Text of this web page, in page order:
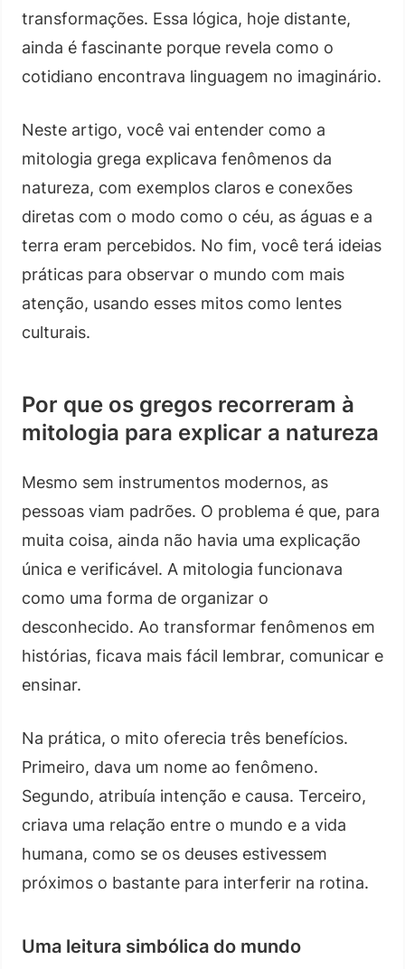
transformações. Essa lógica, hoje distante,
ainda é fascinante porque revela como o
cotidiano encontrava linguagem no imaginário.
Neste artigo, você vai entender como a
mitologia grega explicava fenômenos da
natureza, com exemplos claros e conexões
diretas com o modo como o céu, as águas e a
terra eram percebidos. No fim, você terá ideias
práticas para observar o mundo com mais
atenção, usando esses mitos como lentes
culturais.
Por que os gregos recorreram à
mitologia para explicar a natureza
Mesmo sem instrumentos modernos, as
pessoas viam padrões. O problema é que, para
muita coisa, ainda não havia uma explicação
única e verificável. A mitologia funcionava
como uma forma de organizar o
desconhecido. Ao transformar fenômenos em
histórias, ficava mais fácil lembrar, comunicar e
ensinar.
Na prática, o mito oferecia três benefícios.
Primeiro, dava um nome ao fenômeno.
Segundo, atribuía intenção e causa. Terceiro,
criava uma relação entre o mundo e a vida
humana, como se os deuses estivessem
próximos o bastante para interferir na rotina.
Uma leitura simbólica do mundo